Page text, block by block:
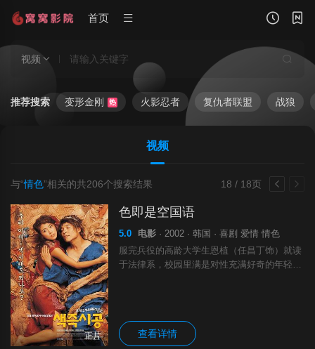
首页
视频
推荐搜索 变形金刚 热 火影忍者 复仇者联盟 战狼
视频
18 / 18页
与“情色”相关的共206个搜索结果
正片
色即是空国语
5.0 电影 · 2002 · 韩国 · 喜剧 爱情 情色
服完兵役的高龄大学生恩植（任昌丁饰）就读
于法律系，校园里满是对性充满好奇的年轻男
查看详情